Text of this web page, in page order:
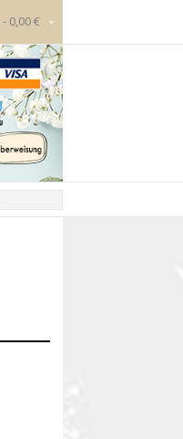
- 0,00 €